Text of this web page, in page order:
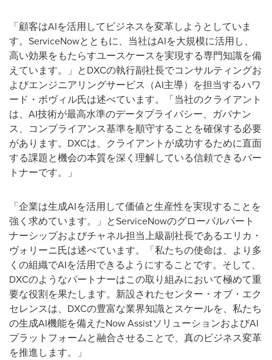
「顧客はAIを活用してビジネスを変革しようとしていま
す。 ServiceNowとともに、当社はAIを大規模に活用し、
高い効果をもたらすユースケースを実現する専門知識を備
えています。」とDXCの執行副社長でコンサルティングお
よびエンジニアリングサービス（AI主導）を担当するハワ
ード・ボヴィル氏は述べています。「当社のクライアント
は、 AI技術が最高水準のデータプライバシー、ガバナン
ス、コンプライアンス基準を順守することを確保する必要
があります。 DXCは、クライアントが成功するために直面
する課題と機会の本質を深く理解している信頼できるパー
トナーです。」
「企業は生成AIを活用して価値と生産性を実現することを
強く求めています。」とServiceNowのグローバルパート
ナーシップおよびチャネル担当上級副社長であるエリカ・
ヴォリーニ氏は述べています。「私たちの使命は、より多
くの組織でAIを活用できるようにすることです。そして、
DXCのようなパートナーはこの取り組みにおいて極めて重
要な役割を果たします。新設されたセンター・オブ・エク
セレンスは、 DXCの豊富な業界知識とスケールを、私たち
の生成AI機能を備えたNow AssistソリューションおよびAI
プラットフォームと融合させることで、真のビジネス変革
を推進します。」